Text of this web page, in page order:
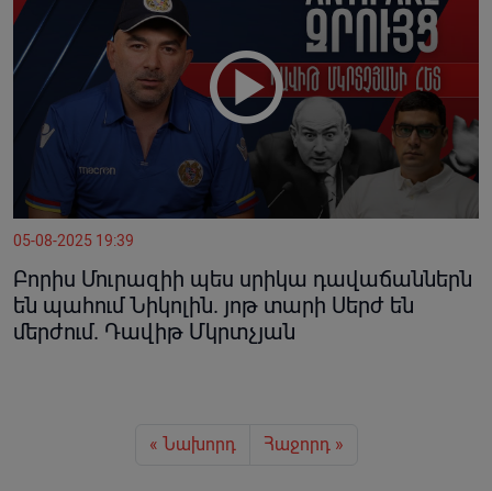
05-08-2025 19:39
Բորիս Մուրազիի պես սրիկա դավաճաններն
են պահում Նիկոլին. յոթ տարի Սերժ են
մերժում. Դավիթ Մկրտչյան
« Նախորդ Հաջորդ »